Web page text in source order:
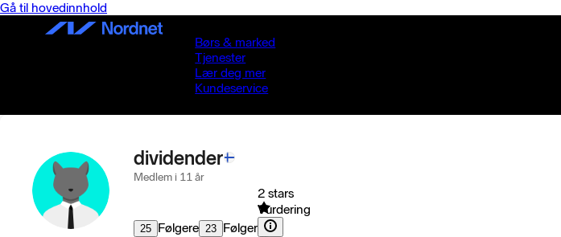
Gå til hovedinnhold
Børs & marked
Tjenester
Lær deg mer
Kundeservice
dividender
Medlem i 11 år
25 Følgere 23 Følger
2 stars
Vurdering